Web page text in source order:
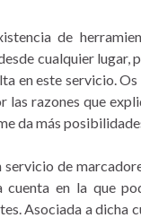
de
cualquier lugar,
en este servicio.
las razones que
da más
de
cuenta en la que
Asociada a dicha